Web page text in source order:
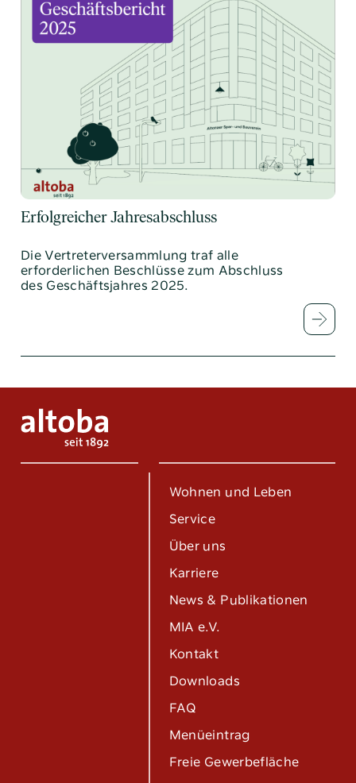
Erfolgreicher Jahresabschluss
Die Vertreterversammlung traf alle
erforderlichen Beschlüsse zum Abschluss
des Geschäftsjahres 2025.
Wohnen und Leben
Service
Über uns
Karriere
News & Publikationen
MIA e.V.
Kontakt
Downloads
FAQ
Menüeintrag
Freie Gewerbefläche